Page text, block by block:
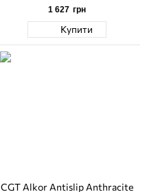
1 627 грн
Купити
CGT Alkor Antislip Anthracite